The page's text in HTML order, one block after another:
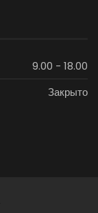
9.00 - 18.00
Закрыто